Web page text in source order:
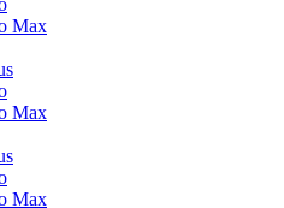
Max
Max
Max